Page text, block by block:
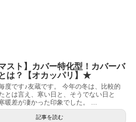
スト】カバー特化型！カバーバ
は？【オカッパリ】★
度です♪友蔵です。 今年の冬は、比較的
とは言え、寒い日と、そうでない日と
暖差が凄かった印象でした。 ...
記事を読む